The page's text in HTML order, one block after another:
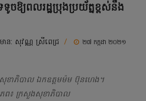
ឱ្យពលរដ្ឋប្រុងប្រយ័ត្នខ្ពស់នឹង
ាន: សុវណ្ណ ស្រីពេជ្រ / ២៧ កក្កដា ២០២១
ងសុខាភិបាល ឯកឧត្តមម៉ម ប៊ុនហេង។
ភព៖ ក្រសួងសុខាភិបាល